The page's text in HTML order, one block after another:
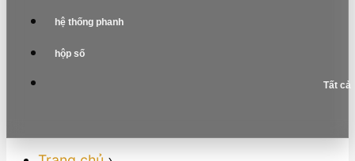
hệ thống phanh
hộp số
Tất cả